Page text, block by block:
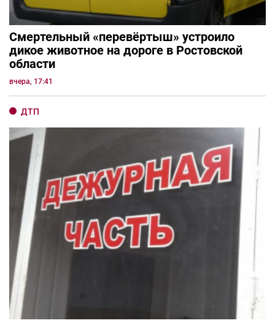
Смертельный «перевёртыш» устроило
дикое животное на дороге в Ростовской
области
вчера, 17:41
ДТП